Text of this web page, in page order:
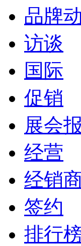
品牌
访谈
国际
促销
展会
经营
经销
签约
排行